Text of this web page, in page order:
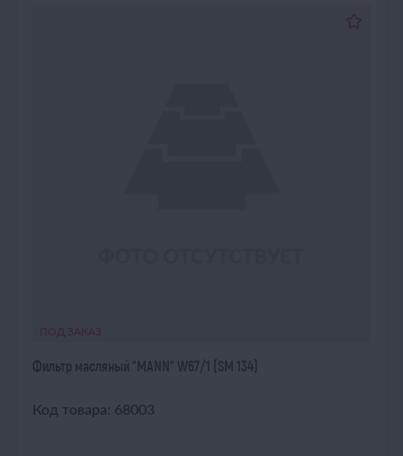
ПОД ЗАКАЗ
Фильтр масляный "MANN" W67/1 (SM 134)
Код товара: 68003